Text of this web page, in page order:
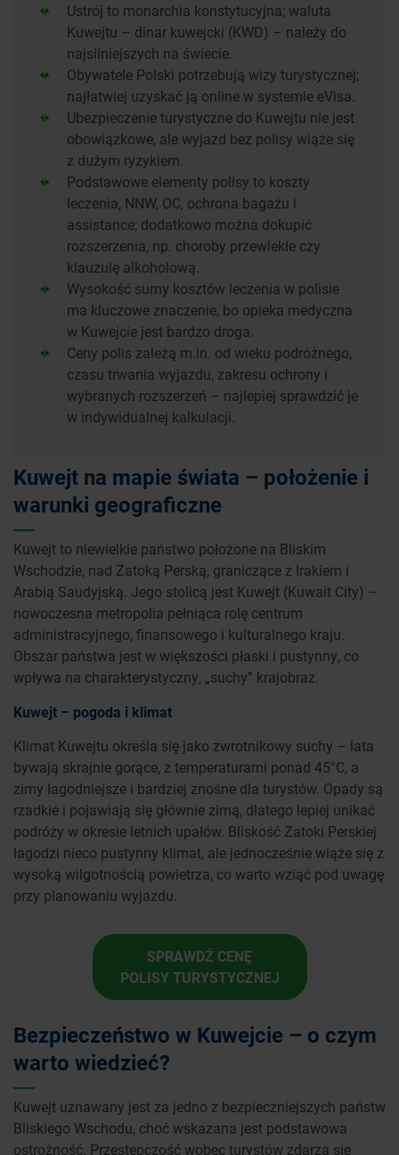
Ustrój to monarchia konstytucyjna; waluta
Kuwejtu – dinar kuwejcki (KWD) – należy do
najsilniejszych na świecie.
Obywatele Polski potrzebują wizy turystycznej;
najłatwiej uzyskać ją online w systemie eVisa.
Ubezpieczenie turystyczne do Kuwejtu nie jest
obowiązkowe, ale wyjazd bez polisy wiąże się
z dużym ryzykiem.
Podstawowe elementy polisy to koszty
leczenia, NNW, OC, ochrona bagażu i
assistance; dodatkowo można dokupić
rozszerzenia, np. choroby przewlekłe czy
klauzulę alkoholową.
Wysokość sumy kosztów leczenia w polisie
ma kluczowe znaczenie, bo opieka medyczna
w Kuwejcie jest bardzo droga.
Ceny polis zależą m.in. od wieku podróżnego,
czasu trwania wyjazdu, zakresu ochrony i
wybranych rozszerzeń – najlepiej sprawdzić je
w indywidualnej kalkulacji.
Kuwejt na mapie świata – położenie i
warunki geograficzne
Kuwejt to niewielkie państwo położone na Bliskim
Wschodzie, nad Zatoką Perską, graniczące z Irakiem i
Arabią Saudyjską. Jego stolicą jest Kuwejt (Kuwait City) –
nowoczesna metropolia pełniąca rolę centrum
administracyjnego, finansowego i kulturalnego kraju.
Obszar państwa jest w większości płaski i pustynny, co
wpływa na charakterystyczny, „suchy” krajobraz.
Kuwejt – pogoda i klimat
Klimat Kuwejtu określa się jako zwrotnikowy suchy – lata
bywają skrajnie gorące, z temperaturami ponad 45°C, a
zimy łagodniejsze i bardziej znośne dla turystów. Opady są
rzadkie i pojawiają się głównie zimą, dlatego lepiej unikać
podróży w okresie letnich upałów. Bliskość Zatoki Perskiej
łagodzi nieco pustynny klimat, ale jednocześnie wiąże się z
wysoką wilgotnością powietrza, co warto wziąć pod uwagę
przy planowaniu wyjazdu.
SPRAWDŹ CENĘ
POLISY TURYSTYCZNEJ
Bezpieczeństwo w Kuwejcie – o czym
warto wiedzieć?
Kuwejt uznawany jest za jedno z bezpieczniejszych państw
Bliskiego Wschodu, choć wskazana jest podstawowa
ostrożność. Przestępczość wobec turystów zdarza się